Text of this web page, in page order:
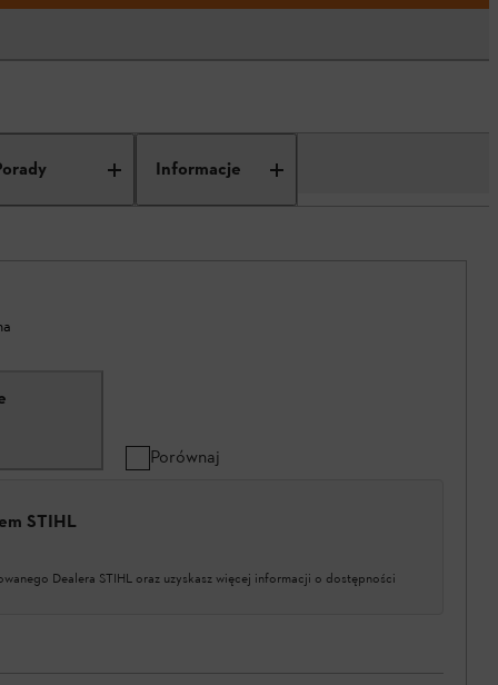
Informacje
Porównaj
STIHL
Dealera STIHL oraz uzyskasz więcej informacji o dostępności